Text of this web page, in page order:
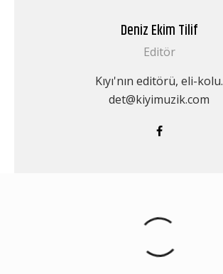
Deniz Ekim Tilif
Editör
Kıyı'nın editörü, eli-kolu.
det@kiyimuzik.com